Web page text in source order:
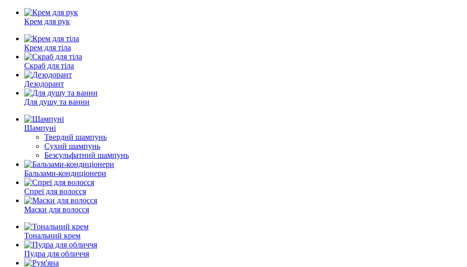
Крем для рук
Крем для тіла
Скраб для тіла
Дезодорант
Для душу та ванни
Шампуні
Твердий шампунь
Сухий шампунь
Безсульфатний шампунь
Бальзами-кондиціонери
Спреї для волосся
Маски для волосся
Тональний крем
Пудра для обличчя